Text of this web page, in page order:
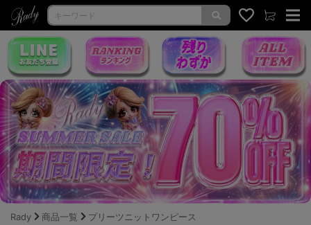
Rady 商品一覧 プリーツニットワンピース